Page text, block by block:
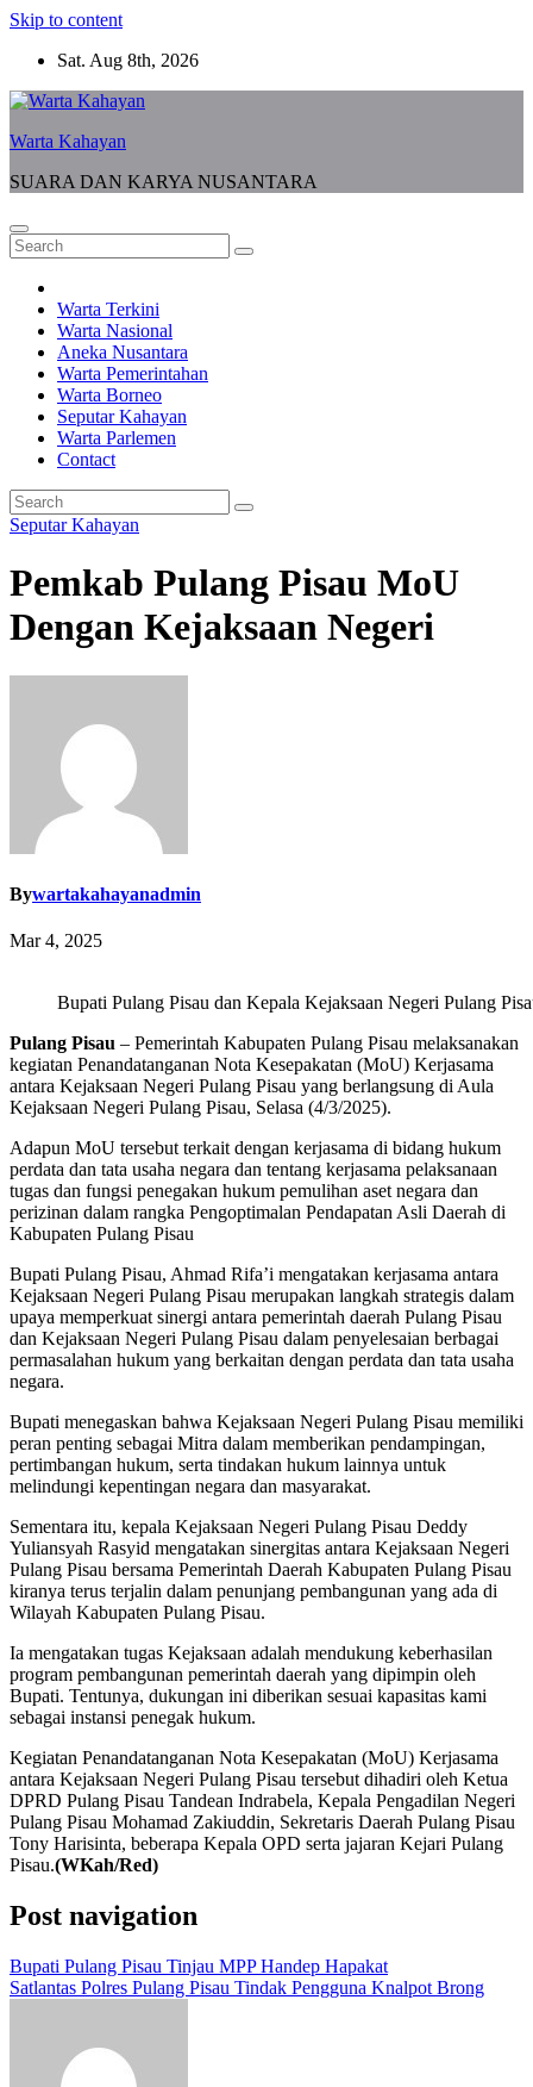
Skip to content
Sat. Aug 8th, 2026
Warta Kahayan
SUARA DAN KARYA NUSANTARA
Warta Terkini
Warta Nasional
Aneka Nusantara
Warta Pemerintahan
Warta Borneo
Seputar Kahayan
Warta Parlemen
Contact
Seputar Kahayan
Pemkab Pulang Pisau MoU
Dengan Kejaksaan Negeri
Bywartakahayanadmin
Mar 4, 2025
Bupati Pulang Pisau dan Kepala Kejaksaan Negeri Pulang
Pulang Pisau – Pemerintah Kabupaten Pulang Pisau melaksanakan
kegiatan Penandatanganan Nota Kesepakatan (MoU) Kerjasama
antara Kejaksaan Negeri Pulang Pisau yang berlangsung di Aula
Kejaksaan Negeri Pulang Pisau, Selasa (4/3/2025).
Adapun MoU tersebut terkait dengan kerjasama di bidang hukum
perdata dan tata usaha negara dan tentang kerjasama pelaksanaan
tugas dan fungsi penegakan hukum pemulihan aset negara dan
perizinan dalam rangka Pengoptimalan Pendapatan Asli Daerah di
Kabupaten Pulang Pisau
Bupati Pulang Pisau, Ahmad Rifa’i mengatakan kerjasama antara
Kejaksaan Negeri Pulang Pisau merupakan langkah strategis dalam
upaya memperkuat sinergi antara pemerintah daerah Pulang Pisau
dan Kejaksaan Negeri Pulang Pisau dalam penyelesaian berbagai
permasalahan hukum yang berkaitan dengan perdata dan tata usaha
negara.
Bupati menegaskan bahwa Kejaksaan Negeri Pulang Pisau memiliki
peran penting sebagai Mitra dalam memberikan pendampingan,
pertimbangan hukum, serta tindakan hukum lainnya untuk
melindungi kepentingan negara dan masyarakat.
Sementara itu, kepala Kejaksaan Negeri Pulang Pisau Deddy
Yuliansyah Rasyid mengatakan sinergitas antara Kejaksaan Negeri
Pulang Pisau bersama Pemerintah Daerah Kabupaten Pulang Pisau
kiranya terus terjalin dalam penunjang pembangunan yang ada di
Wilayah Kabupaten Pulang Pisau.
Ia mengatakan tugas Kejaksaan adalah mendukung keberhasilan
program pembangunan pemerintah daerah yang dipimpin oleh
Bupati. Tentunya, dukungan ini diberikan sesuai kapasitas kami
sebagai instansi penegak hukum.
Kegiatan Penandatanganan Nota Kesepakatan (MoU) Kerjasama
antara Kejaksaan Negeri Pulang Pisau tersebut dihadiri oleh Ketua
DPRD Pulang Pisau Tandean Indrabela, Kepala Pengadilan Negeri
Pulang Pisau Mohamad Zakiuddin, Sekretaris Daerah Pulang Pisau
Tony Harisinta, beberapa Kepala OPD serta jajaran Kejari Pulang
Pisau.(WKah/Red)
Post navigation
Bupati Pulang Pisau Tinjau MPP Handep Hapakat
Satlantas Polres Pulang Pisau Tindak Pengguna Knalpot Brong